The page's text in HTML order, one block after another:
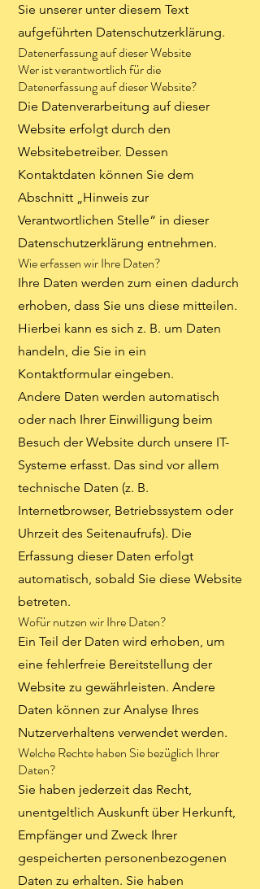
Sie unserer unter diesem Text
aufgeführten Datenschutzerklärung.
Datenerfassung auf dieser Website
Wer ist verantwortlich für die
Datenerfassung auf dieser Website?
Die Datenverarbeitung auf dieser
Website erfolgt durch den
Websitebetreiber. Dessen
Kontaktdaten können Sie dem
Abschnitt „Hinweis zur
Verantwortlichen Stelle“ in dieser
Datenschutzerklärung entnehmen.
Wie erfassen wir Ihre Daten?
Ihre Daten werden zum einen dadurch
erhoben, dass Sie uns diese mitteilen.
Hierbei kann es sich z. B. um Daten
handeln, die Sie in ein
Kontaktformular eingeben.
Andere Daten werden automatisch
oder nach Ihrer Einwilligung beim
Besuch der Website durch unsere IT-
Systeme erfasst. Das sind vor allem
technische Daten (z. B.
Internetbrowser, Betriebssystem oder
Uhrzeit des Seitenaufrufs). Die
Erfassung dieser Daten erfolgt
automatisch, sobald Sie diese Website
betreten.
Wofür nutzen wir Ihre Daten?
Ein Teil der Daten wird erhoben, um
eine fehlerfreie Bereitstellung der
Website zu gewährleisten. Andere
Daten können zur Analyse Ihres
Nutzerverhaltens verwendet werden.
Welche Rechte haben Sie bezüglich Ihrer
Daten?
Sie haben jederzeit das Recht,
unentgeltlich Auskunft über Herkunft,
Empfänger und Zweck Ihrer
gespeicherten personenbezogenen
Daten zu erhalten. Sie haben